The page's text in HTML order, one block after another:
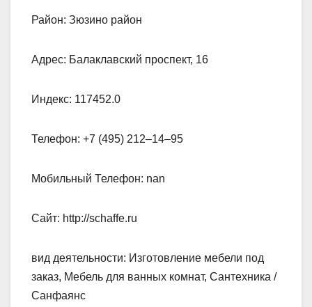
Район: Зюзино район
Адрес: Балаклавский проспект, 16
Индекс: 117452.0
Телефон: +7 (495) 212‒14‒95
Мобильный Телефон: nan
Сайт: http://schaffe.ru
вид деятельности: Изготовление мебели под
заказ, Мебель для ванных комнат, Сантехника /
Санфаянс